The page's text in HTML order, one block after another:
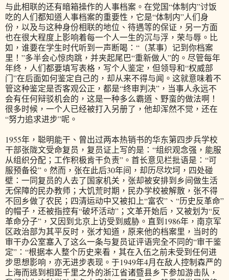
与此相联的还有暗箱操作的人事档案。在党国“体制内”讨饭
吃的人们都知道人事档案的重要性，它是“体制内”人们身
份，以及与这种身份相联的地位、待遇等的保证，另一方面
也在很大程度上影响着每一个人一生的沉与浮，荣与辱。比
如，谁要在学生时代听到一声断喝：“（某事）记到你档案
里！”多半会心惊肉跳，并夹起尾巴“重新做人”的。尽管每年
年终，人们都要填写表格，写个人鉴定，但领导和“权威部
门”在后面如何鉴定自己的，却从来不得与闻。这就意味着不
管这种鉴定是否客观公正，都是“终审判决”，当事人永远不
会有任何辩驳机会的，这是一种多么霸道、野蛮的做法啊！
很多时候，一个人已经被打入另册了，他却浑然不觉，还在
“努力追求进步”呢。
1955年，聪明能干、曾出过两本热销书的华东第四步兵学校
干部张陇文受命复员，复员证上写的是：“组织观念强，能服
从组织分配；工作积极肯干负责”。首长意见栏批语是：“可
服预备役”。然而，张在此后30年间，却历尽坎坷，四处碰
壁：一同复员的人去了国家机关，张却被安排到乡间做生活
无保障的民办教师；大饥荒时期，民办学校被解散，张不得
不回乡做了农民；四清运动中又被扣上“富农”、“历史反革命”
的帽子，还被指控有“破坏活动”；文革开始后，又被划为“反
革命分子”，又因到北京上访受到威胁。直到1986年，南京军
区政治部为其平反时，张才知道，原来他的档案里，当时的
审干办公室塞入了这么一条与复员证评语完全不同的“审干鉴
定”：“根据本人整个历史来看，其在入伍之前未受到任何进
步思想影响，亦无进步表现。于1949年4月在敌人控制森严的
上海而逃到相距千里之外的浙江省诸暨县乡下参加游击队，